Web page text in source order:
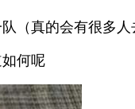
（真的会有很多人
何呢